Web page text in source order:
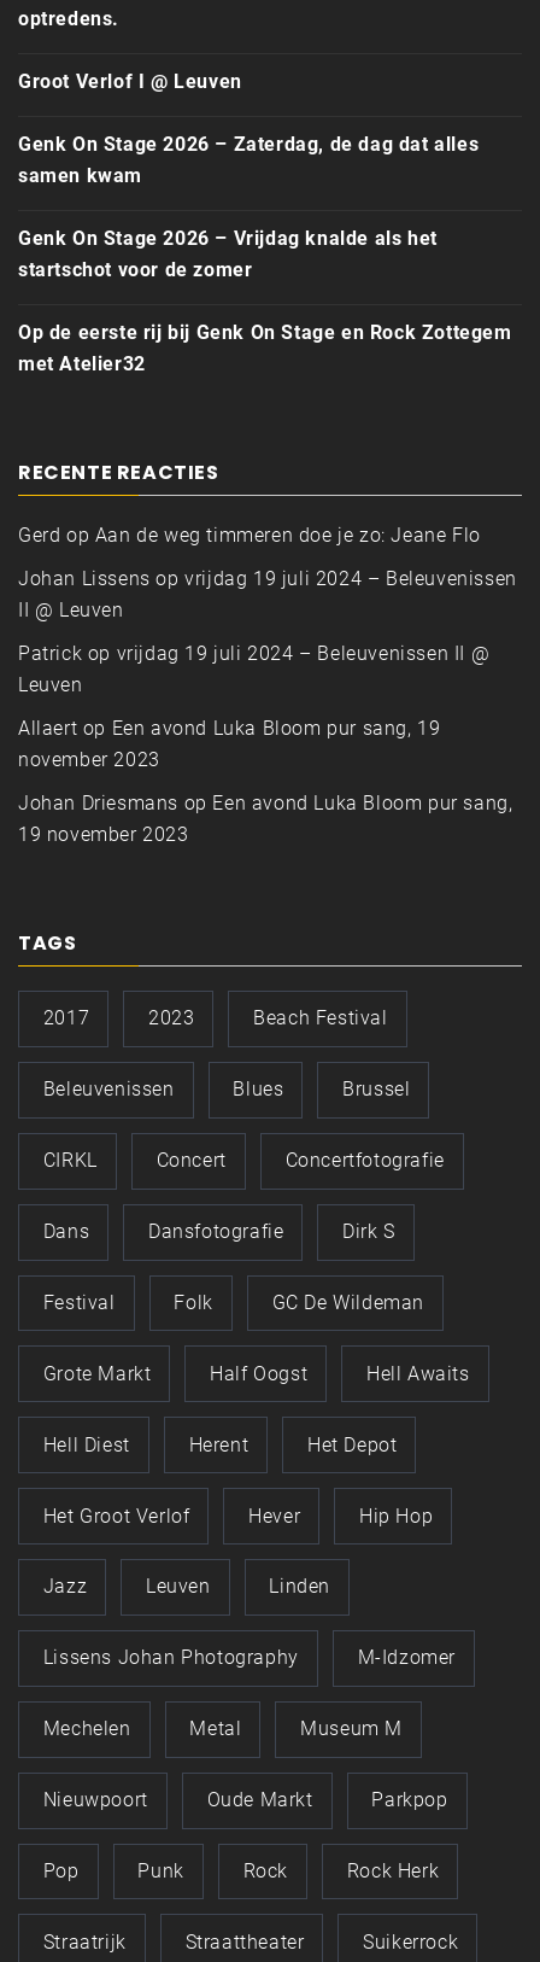
optredens.
Groot Verlof I @ Leuven
Genk On Stage 2026 – Zaterdag, de dag dat alles
samen kwam
Genk On Stage 2026 – Vrijdag knalde als het
startschot voor de zomer
Op de eerste rij bij Genk On Stage en Rock Zottegem
met Atelier32
RECENTE REACTIES
Gerd op Aan de weg timmeren doe je zo: Jeane Flo
Johan Lissens opvrijdag 19 juli 2024 – Beleuvenissen
II @ Leuven
Patrick op vrijdag 19 juli 2024 – Beleuvenissen II @
Leuven
Allaert op Een avond Luka Bloom pur sang, 19
november 2023
Johan Driesmans op Een avond Luka Bloom pur sang,
19 november 2023
TAGS
2017 2023 Beach Festival
Beleuvenissen Blues Brussel
CIRKL Concert Concertfotografie
Dans Dansfotografie Dirk S
Festival Folk GC De Wildeman
Grote Markt Half Oogst Hell Awaits
Hell Diest Herent Het Depot
Het Groot Verlof Hever Hip Hop
Jazz Leuven Linden
Lissens Johan Photography M-Idzomer
Mechelen Metal Museum M
Nieuwpoort Oude Markt Parkpop
Pop Punk Rock Rock Herk
Straatrijk Straattheater Suikerrock